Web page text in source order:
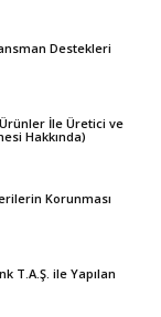
Destekleri
İle Üretici ve
Hakkında)
Korunması
T.A.Ş. ile Yapılan